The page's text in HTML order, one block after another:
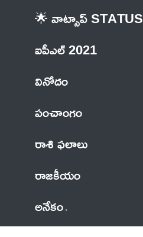
🌟 వాట్సాప్ STATUS
ఐపీఎల్ 2021
వినోదం
పంచాంగం
రాశి ఫలాలు
రాజకీయం
అనేకం